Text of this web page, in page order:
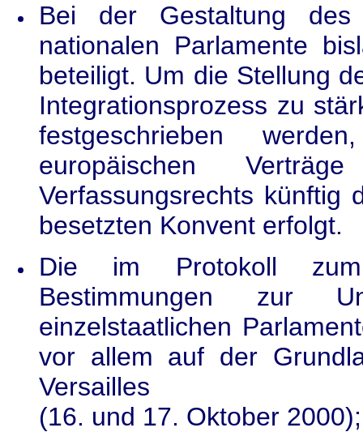
Bei der Gestaltung des
nationalen Parlamente
beteiligt. Um die Stellung
Integrationsprozess zu
festgeschrieben
europäischen
Verfassungsrechts künftig
besetzten Konvent erfolgt.
Die im Protokoll zum
Bestimmungen zur
einzelstaatlichen
vor allem auf der
Versailles
(16. und 17. Oktober 2000);